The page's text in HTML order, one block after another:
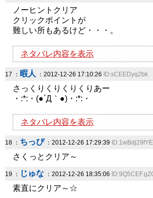
ノーヒントクリア
クリックポイントが
難しい所もあるけど・・・。
ネタバレ内容を表示
17 ： 暇人 ：2012-12-26 17:10:26 ID:sCEEDyq2bk
さっくりくりくりくりあー
・:*:・(●´Д｀●)・:*:・
ネタバレ内容を表示
18 ： ちっぴ：2012-12-26 17:29:39 ID:1wBdj29fYE
さくっとクリア～
19 ： じゅな ：2012-12-26 18:35:06
素直にクリア～☆